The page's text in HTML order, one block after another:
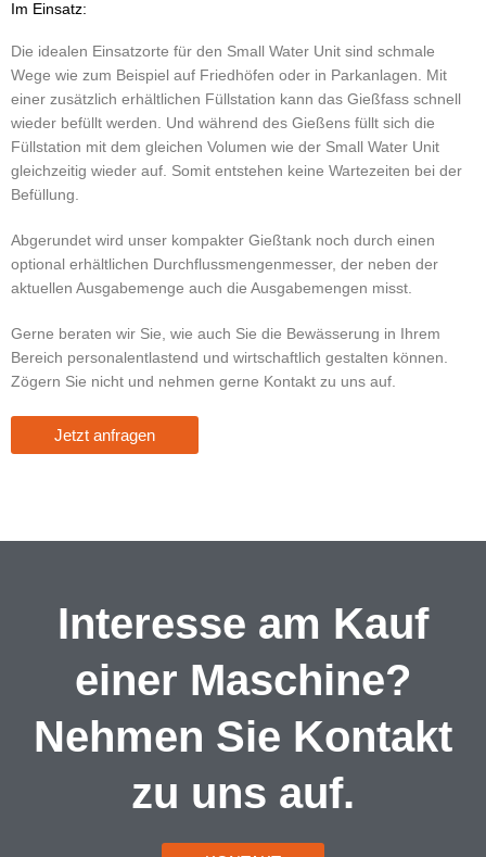
Im Einsatz:
Die idealen Einsatzorte für den Small Water Unit sind schmale
Wege wie zum Beispiel auf Friedhöfen oder in Parkanlagen. Mit
einer zusätzlich erhältlichen Füllstation kann das Gießfass schnell
wieder befüllt werden. Und während des Gießens füllt sich die
Füllstation mit dem gleichen Volumen wie der Small Water Unit
gleichzeitig wieder auf. Somit entstehen keine Wartezeiten bei der
Befüllung.
Abgerundet wird unser kompakter Gießtank noch durch einen
optional erhältlichen Durchflussmengenmesser, der neben der
aktuellen Ausgabemenge auch die Ausgabemengen misst.
Gerne beraten wir Sie, wie auch Sie die Bewässerung in Ihrem
Bereich personalentlastend und wirtschaftlich gestalten können.
Zögern Sie nicht und nehmen gerne Kontakt zu uns auf.
Jetzt anfragen
Interesse am Kauf
einer Maschine?
Nehmen Sie Kontakt
zu uns auf.